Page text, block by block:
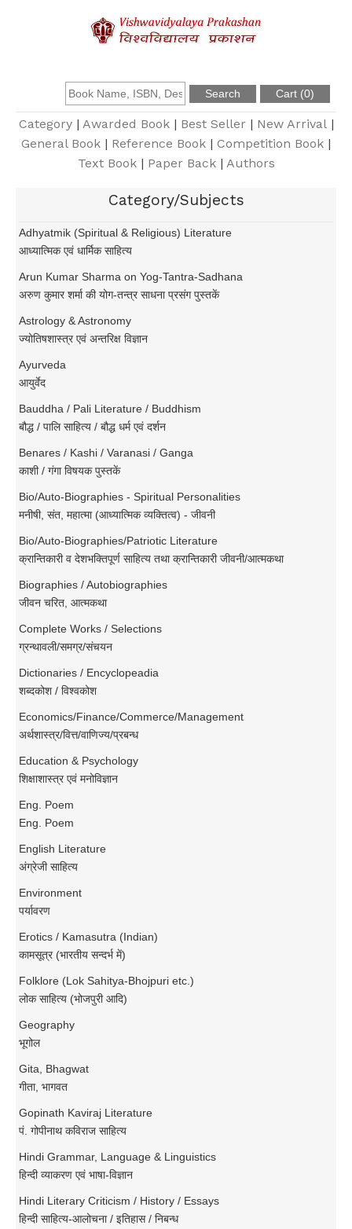
Founder
Catalogue
Query
Register
Category| Awarded Book| Best Seller| New Arrival|
General Book | Reference Book | Competition Book |
Text Book| Paper Back| Authors
Category/Subjects
Adhyatmik (Spiritual & Religious) Literature
आध्यात्मिक एवं धार्मिक साहित्य
Arun Kumar Sharma on Yog-Tantra-Sadhana
अरुण कुमार शर्मा की योग-तन्त्र साधना प्रसंग पुस्तकें
Astrology & Astronomy
ज्योतिषशास्त्र एवं अन्तरिक्ष विज्ञान
Ayurveda
आयुर्वेद
Bauddha / Pali Literature / Buddhism
बौद्ध / पालि साहित्य / बौद्ध धर्म एवं दर्शन
Benares / Kashi / Varanasi / Ganga
काशी / गंगा विषयक पुस्तकें
Bio/Auto-Biographies - Spiritual Personalities
मनीषी, संत, महात्मा (आध्यात्मिक व्यक्तित्व) - जीवनी
Bio/Auto-Biographies/Patriotic Literature
क्रान्तिकारी व देशभक्तिपूर्ण साहित्य तथा क्रान्तिकारी जीवनी/आत्मकथा
Biographies / Autobiographies
जीवन चरित, आत्मकथा
Complete Works / Selections
ग्रन्थावली/समग्र/संचयन
Dictionaries / Encyclopeadia
शब्दकोश / विश्वकोश
Economics/Finance/Commerce/Management
अर्थशास्त्र/वित्त/वाणिज्य/प्रबन्ध
Education & Psychology
शिक्षाशास्त्र एवं मनोविज्ञान
Eng. Poem
Eng. Poem
English Literature
अंग्रेजी साहित्य
Environment
पर्यावरण
Erotics / Kamasutra (Indian)
कामसूत्र (भारतीय सन्दर्भ में)
Folklore (Lok Sahitya-Bhojpuri etc.)
लोक साहित्य (भोजपुरी आदि)
Geography
भूगोल
Gita, Bhagwat
गीता, भागवत
Gopinath Kaviraj Literature
पं. गोपीनाथ कविराज साहित्य
Hindi Grammar, Language & Linguistics
हिन्दी व्याकरण एवं भाषा-विज्ञान
Hindi Literary Criticism / History / Essays
हिन्दी साहित्य-आलोचना / इतिहास / निबन्ध